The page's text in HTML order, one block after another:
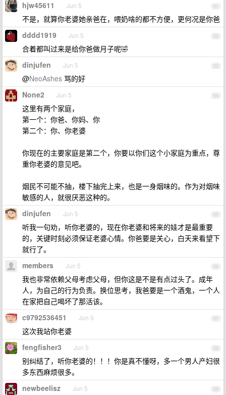
51
hjw45611 Jun 5
不是，就算你老婆她亲爸在，喂奶啥的都不方便，更何况是你爸
52
dddd1919 Jun 5
合着都叫过来是给你爸做月子呢🤣
53
dinjufen Jun 5
@NeoAshes 骂的好
54
None2 Jun 5
这里有两个家庭，
第一个：你爸、你妈、你
第二个：你、你老婆
你现在的主要家庭是第二个，你要以你们这个小家庭为重点，尊
重你老婆的意见吧。
烟民不可能不抽，楼下抽完上来，也是一身烟味的。作为对烟味
敏感的人，就很厌恶这种的。
55
dinjufen Jun 5
听我一句劝，听你老婆的，现在你老婆和将来的娃才是最重要
的，关键时刻必须保证老婆心情。你爸要是关心，白天来看望下
就行了。
56
members Jun 5
我也非常依赖父母考虑父母，但你这是不是有点过头了。成年
人，为自己的行为负责。换位思考，我爸要是一个酒鬼，一个人
在家把自己喝坏了那活该。
57
c9792536451 Jun 5
这次我站你老婆
58
fengfisher3 Jun 5
别纠结了，听你老婆的！！！你是真不懂呀，多一个男人产妇很
多东西麻烦很多。
59
newbeelisz Jun 5